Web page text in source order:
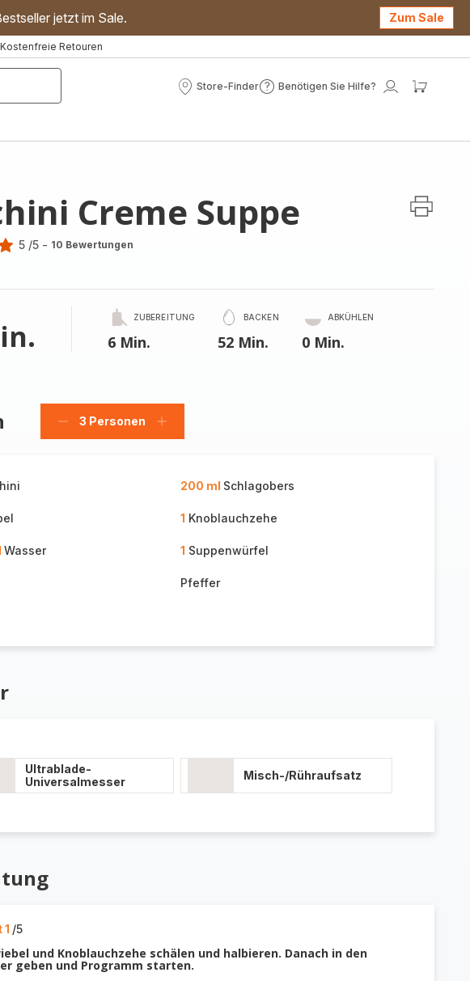
jetzt im Sale. Zum Sale
Kostenfreie Retouren
Store-Finder
Store-
Benötigen Sie Hilfe?
Benötigen
Mein
Creme Suppe
5 /5 - 10 Bewertungen
ZUBEREITUNG
6 Min.
BACKEN
52 Min.
ABKÜHLEN
0 Min.
Personen
3 Personen
Personen
200 ml Schlagobers
1 Knoblauchzehe
Wasser 1 Suppenwürfel
Pfeffer
Ultrablade-
Universalmesser
Misch-/Rühraufsatz
/5
und Knoblauchzehe schälen und halbieren. Danach in den
geben und Programm starten.